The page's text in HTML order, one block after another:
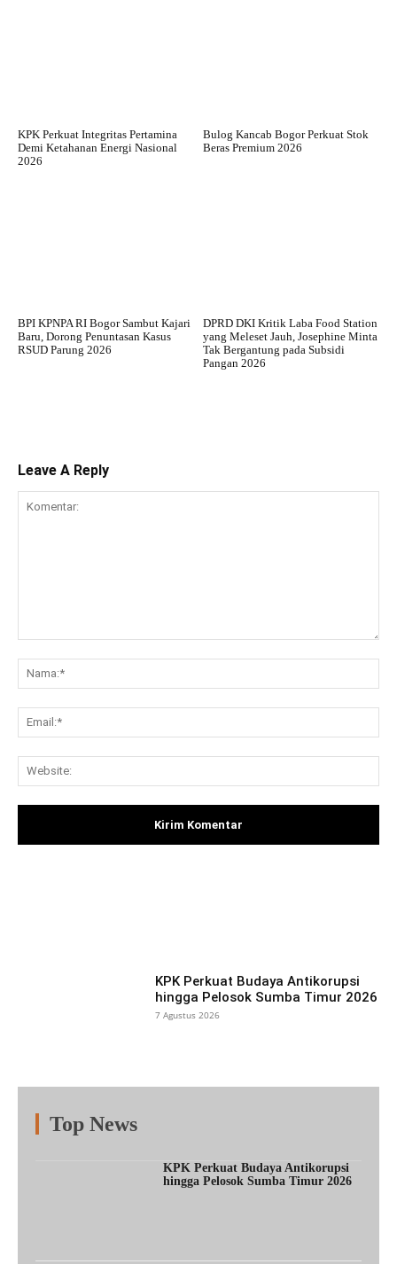
KPK Perkuat Integritas Pertamina
Demi Ketahanan Energi Nasional
2026
Bulog Kancab Bogor Perkuat Stok
Beras Premium 2026
BPI KPNPA RI Bogor Sambut Kajari
Baru, Dorong Penuntasan Kasus
RSUD Parung 2026
DPRD DKI Kritik Laba Food Station
yang Meleset Jauh, Josephine Minta
Tak Bergantung pada Subsidi
Pangan 2026
Leave A Reply
KPK Perkuat Budaya Antikorupsi
hingga Pelosok Sumba Timur 2026
7 Agustus 2026
Top News
KPK Perkuat Budaya Antikorupsi
hingga Pelosok Sumba Timur 2026